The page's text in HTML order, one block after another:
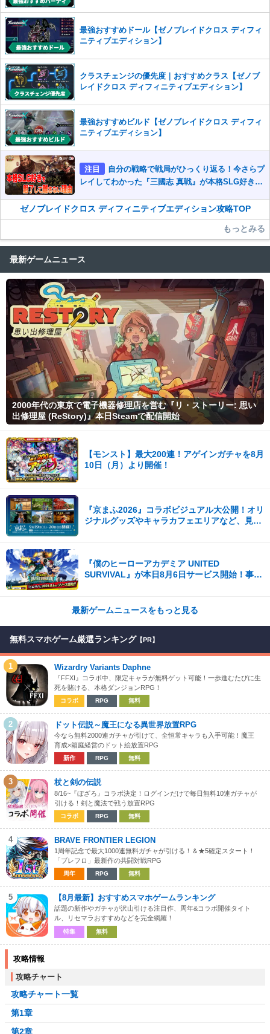
最強おすすめドール【ゼノブレイドクロス ディフィ
ニティブエディション】
クラスチェンジの優先度｜おすすめクラス【ゼノブ
レイドクロス ディフィニティブエディション】
最強おすすめビルド【ゼノブレイドクロス ディフィ
ニティブエディション】
注目
自分の戦略で戦局がひっくり返る！今さらプ
レイしてわかった『三國志 真戦』が本格SLG好きを
ゼノブレイドクロス ディフィニティブエディション攻略TOP
もっとみる
最新ゲームニュース
2000年代の東京で電子機器修理店を営む『リ・ストーリー: 思い
出修理屋 (ReStory)』本日Steamで配信開始
【モンスト】最大200連！アゲインガチャを8月
10日（月）より開催！
『京まふ2026』コラボビジュアル大公開！オリ
ジナルグッズやキャラカフェエリアなど、見ど
『僕のヒーローアカデミア UNITED
SURVIVAL』が本日8月6日サービス開始！事前
最新ゲームニュースをもっと見る
無料スマホゲーム厳選ランキング 【PR】
1 Wizardry Variants Daphne
『FFXI』コラボ中、限定キャラが無料ゲット可能！一歩進むたびに生
死を賭ける、本格ダンジョンRPG！
コラボ RPG 無料
2 ドット伝説～魔王になる異世界放置RPG
今なら無料2000連ガチャが引けて、全恒常キャラも入手可能！魔王
育成×箱庭経営のドット絵放置RPG
新作 RPG 無料
3 杖と剣の伝説
8/16~『ぼざろ』コラボ決定！ログインだけで毎日無料10連ガチャが
引ける！剣と魔法で戦う放置RPG
コラボ RPG 無料
4 BRAVE FRONTIER LEGION
1周年記念で最大1000連無料ガチャが引ける！＆★5確定スタート！
「ブレフロ」最新作の共闘対戦RPG
周年 RPG 無料
5 【8月最新】おすすめスマホゲームランキング
話題の新作やガチャが沢山引ける注目作、周年&コラボ開催タイト
ル、リセマラおすすめなどを完全網羅！
特集 無料
攻略情報
攻略チャート
攻略チャート一覧
第1章
第2章